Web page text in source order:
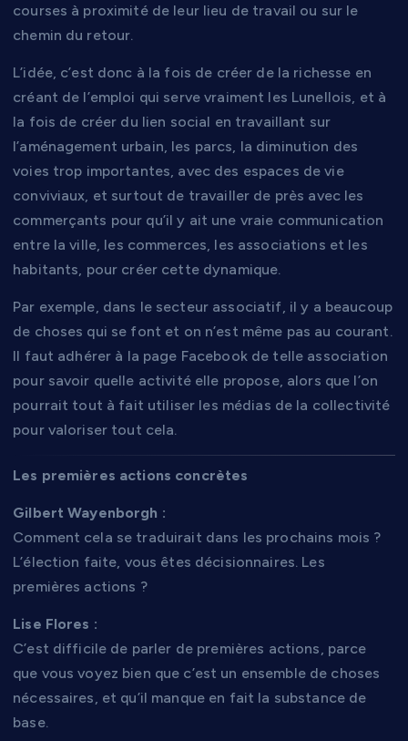
courses à proximité de leur lieu de travail ou sur le
chemin du retour.
L’idée, c’est donc à la fois de créer de la richesse en
créant de l’emploi qui serve vraiment les Lunellois, et à
la fois de créer du lien social en travaillant sur
l’aménagement urbain, les parcs, la diminution des
voies trop importantes, avec des espaces de vie
conviviaux, et surtout de travailler de près avec les
commerçants pour qu’il y ait une vraie communication
entre la ville, les commerces, les associations et les
habitants, pour créer cette dynamique.
Par exemple, dans le secteur associatif, il y a beaucoup
de choses qui se font et on n’est même pas au courant.
Il faut adhérer à la page Facebook de telle association
pour savoir quelle activité elle propose, alors que l’on
pourrait tout à fait utiliser les médias de la collectivité
pour valoriser tout cela.
Les premières actions concrètes
Gilbert Wayenborgh :
Comment cela se traduirait dans les prochains mois ?
L’élection faite, vous êtes décisionnaires. Les
premières actions ?
Lise Flores :
C’est difficile de parler de premières actions, parce
que vous voyez bien que c’est un ensemble de choses
nécessaires, et qu’il manque en fait la substance de
base.